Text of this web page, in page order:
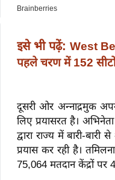
इसे भी पढ़ें: West
पहले चरण में 152 सीटों
दूसरी ओर अन्नाद्रमुक
लिए प्रयासरत है।
द्वारा राज्य में बारी-
प्रयास कर रही है।
75,064 मतदान केंद्रों पर